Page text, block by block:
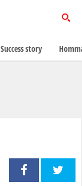
Success story